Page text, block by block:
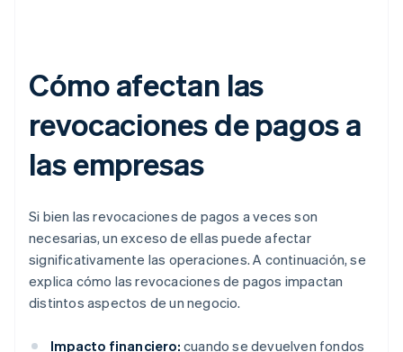
Cómo afectan las
revocaciones de pagos a
las empresas
Si bien las revocaciones de pagos a veces son
necesarias, un exceso de ellas puede afectar
significativamente las operaciones. A continuación, se
explica cómo las revocaciones de pagos impactan
distintos aspectos de un negocio.
Impacto financiero: cuando se devuelven fondos